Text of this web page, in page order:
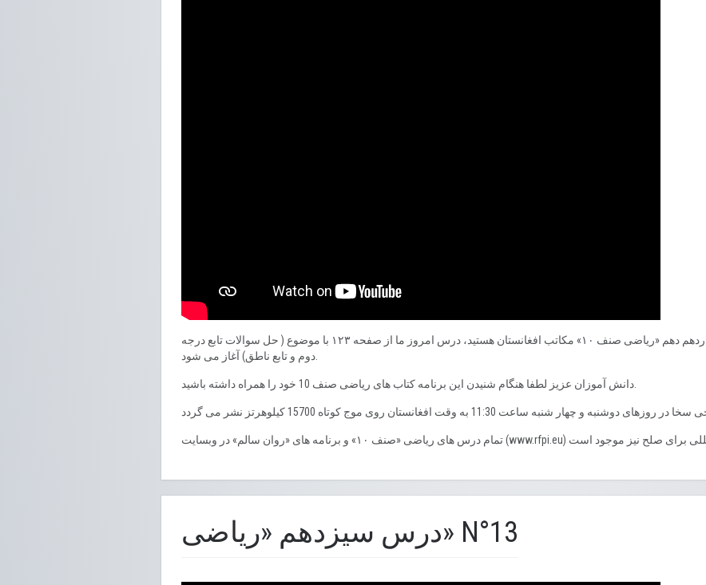
شنوندگان گرامی شما شنونده درس چهاردهم دهم «ریاضی صنف ۱۰» مکاتب افغانستان هستید، درس امروز ما از صفحه ۱۲۳ با موضوع ( حل سوالات تابع درجه
درس سیزدهم «ریاضی» N°13